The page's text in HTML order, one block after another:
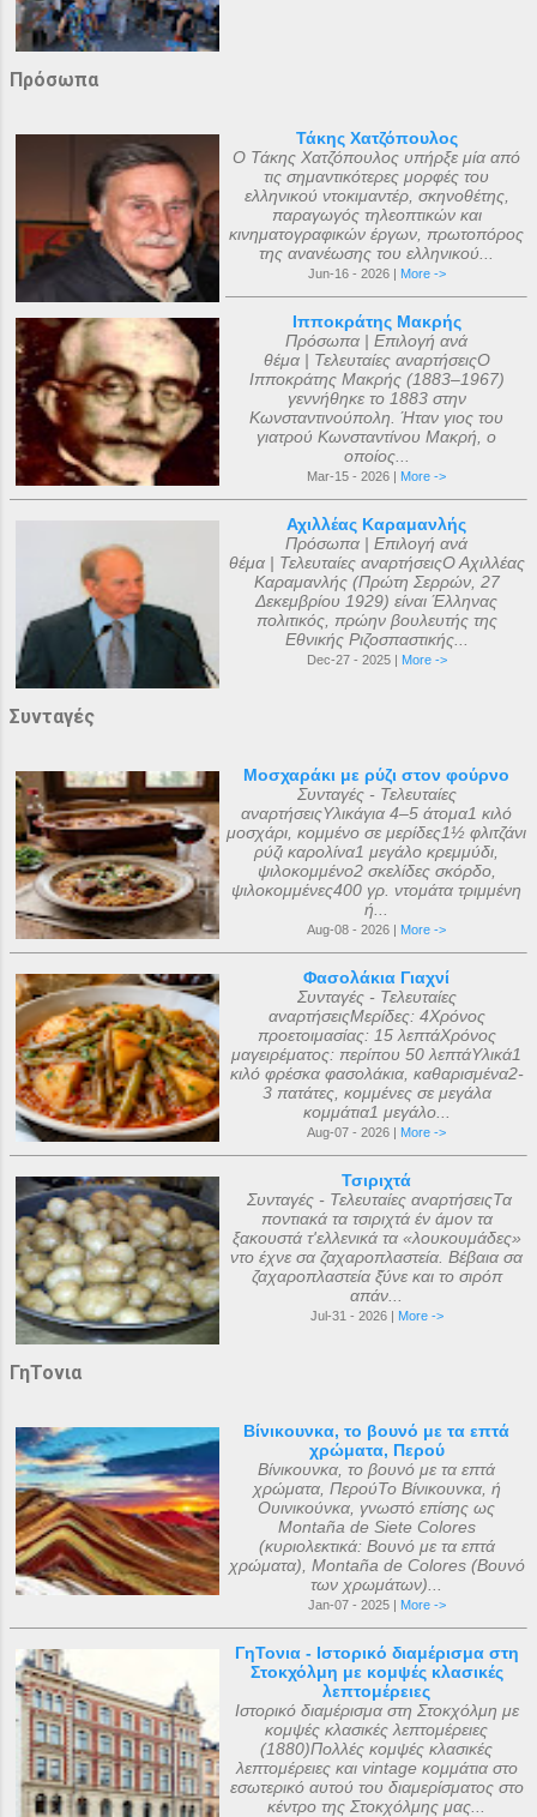
Πρόσωπα
Τάκης Χατζόπουλος
Ο Τάκης Χατζόπουλος υπήρξε μία από
τις σημαντικότερες μορφές του
ελληνικού ντοκιμαντέρ, σκηνοθέτης,
παραγωγός τηλεοπτικών και
κινηματογραφικών έργων, πρωτοπόρος
της ανανέωσης του ελληνικού...
Jun-16 - 2026 | More ->
Ιπποκράτης Μακρής
Πρόσωπα | Επιλογή ανά
θέμα | Τελευταίες αναρτήσειςΟ
Ιπποκράτης Μακρής (1883–1967)
γεννήθηκε το 1883 στην
Κωνσταντινούπολη. Ήταν γιος του
γιατρού Κωνσταντίνου Μακρή, ο
οποίος...
Mar-15 - 2026 | More ->
Αχιλλέας Καραμανλής
Πρόσωπα | Επιλογή ανά
θέμα | Τελευταίες αναρτήσειςΟ Αχιλλέας
Καραμανλής (Πρώτη Σερρών, 27
Δεκεμβρίου 1929) είναι Έλληνας
πολιτικός, πρώην βουλευτής της
Εθνικής Ριζοσπαστικής...
Dec-27 - 2025 | More ->
Συνταγές
Μοσχαράκι με ρύζι στον φούρνο
Συνταγές - Τελευταίες
αναρτήσειςΥλικάγια 4–5 άτομα1 κιλό
μοσχάρι, κομμένο σε μερίδες1½ φλιτζάνι
ρύζι καρολίνα1 μεγάλο κρεμμύδι,
ψιλοκομμένο2 σκελίδες σκόρδο,
ψιλοκομμένες400 γρ. ντομάτα τριμμένη
ή...
Aug-08 - 2026 | More ->
Φασολάκια Γιαχνί
Συνταγές - Τελευταίες
αναρτήσειςΜερίδες: 4Χρόνος
προετοιμασίας: 15 λεπτάΧρόνος
μαγειρέματος: περίπου 50 λεπτάΥλικά1
κιλό φρέσκα φασολάκια, καθαρισμένα2-
3 πατάτες, κομμένες σε μεγάλα
κομμάτια1 μεγάλο...
Aug-07 - 2026 | More ->
Τσιριχτά
Συνταγές - Τελευταίες αναρτήσειςΤα
ποντιακά τα τσιριχτά έν άμον τα
ξακουστά τ'ελλενικά τα «λουκουμάδες»
ντο έχνε σα ζαχαροπλαστεία. Βέβαια σα
ζαχαροπλαστεία ξ̌ύνε και το σιρόπ
απάν...
Jul-31 - 2026 | More ->
ΓηΤονια
Βίνικουνκα, το βουνό με τα επτά
χρώματα, Περού
Βίνικουνκα, το βουνό με τα επτά
χρώματα, ΠερούΤο Βίνικουνκα, ή
Ουινικούνκα, γνωστό επίσης ως
Montaña de Siete Colores
(κυριολεκτικά: Βουνό με τα επτά
χρώματα), Montaña de Colores (Βουνό
των χρωμάτων)...
Jan-07 - 2025 | More ->
ΓηΤονια - Ιστορικό διαμέρισμα στη
Στοκχόλμη με κομψές κλασικές
λεπτομέρειες
Ιστορικό διαμέρισμα στη Στοκχόλμη με
κομψές κλασικές λεπτομέρειες
(1880)Πολλές κομψές κλασικές
λεπτομέρειες και vintage κομμάτια στο
εσωτερικό αυτού του διαμερίσματος στο
κέντρο της Στοκχόλμης μας...